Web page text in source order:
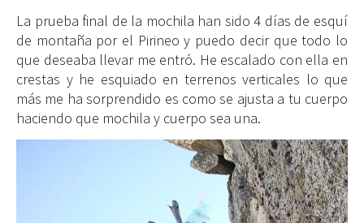
La prueba final de la mochila han sido 4 días de esquí
de montaña por el Pirineo y puedo decir que todo lo
que deseaba llevar me entró. He escalado con ella en
crestas y he esquiado en terrenos verticales lo que
más me ha sorprendido es como se ajusta a tu cuerpo
haciendo que mochila y cuerpo sea una.